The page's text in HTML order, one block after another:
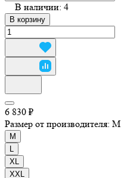
В наличии: 4
В корзину
6 830 ₽
Размер от производителя: M
M
XL
XXL